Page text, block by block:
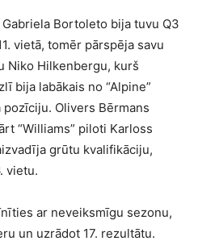
Bortoleto bija tuvu Q3
vietā, tomēr pārspēja savu
Niko Hilkenbergu, kurš
bija labākais no “Alpine”
Olivers Bērmans
“Williams” piloti Karloss
grūtu kvalifikāciju,
vietu.
ar neveiksmīgu sezonu,
un uzrādot 17. rezultātu.